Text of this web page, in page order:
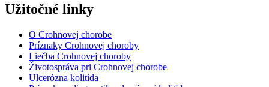
Užitočné linky
O Crohnovej chorobe
Príznaky Crohnovej choroby
Liečba Crohnovej choroby
Životospráva pri Crohnovej chorobe
Ulcerózna kolitída